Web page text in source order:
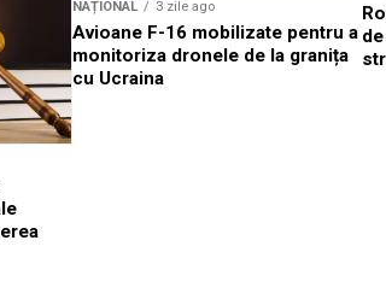
NAȚIONAL 3 zile ago
Avioane F-16 mobilizate pentru a
monitoriza dronele de la granița
cu Ucraina